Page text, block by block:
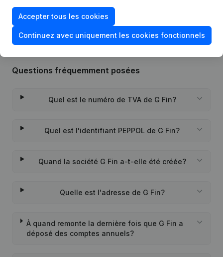
Succursale, etc...)
Questions fréquemment posées
Quel est le numéro de TVA de G Fin?
Quel est l'identifiant PEPPOL de G Fin?
Quand la société G Fin a-t-elle été créée?
Quelle est l'adresse de G Fin?
À quand remonte la dernière fois que G Fin a
déposé des comptes annuels?
Accepter tous les cookies
Continuez avec uniquement les cookies fonctionnels